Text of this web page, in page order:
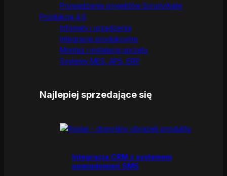
Prowadzenie projektów Scrum/Agile
Produkcja 4.0
Infomaty i urządzenia
Integracje produkcyjne
Montaż i instalacja sprzętu
Systemy MES, APS, ERP
Najlepiej sprzedające się
Integracja CRM z systemem
powiadomień SMS